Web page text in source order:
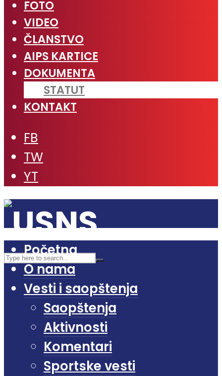
FOTO
VIDEO
ČLANSTVO
AIPS KARTICE
DOKUMENTA
STATUT
KONTAKT
FB
TW
YT
Početna
O nama
Vesti i saopštenja
Saopštenja
Aktivnosti
Komentari
Sportske vesti